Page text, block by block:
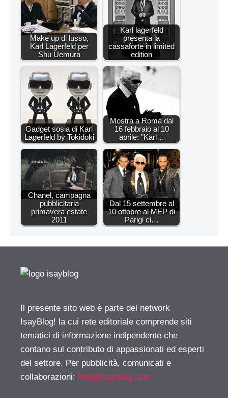
Make up di lusso,
Karl Lagerfeld per
Shu Uemura
Karl lagerfeld
presenta la
cassaforte in limited
edition
Gadget sosia di Karl
Lagerfeld by Tokidoki
Mostra a Roma dal
16 febbraio al 10
aprile: "Karl…
Chanel, campagna
pubblicitaria
primavera estate
2011
Dal 15 settembre al
10 ottobre al MEP di
Parigi ci…
Il presente sito web è parte del network
IsayBlog! la cui rete editoriale comprende siti
tematici di informazione indipendente che
contano sul contributo di appassionati ed esperti
del settore. Per pubblicità, comunicati e
collaborazioni: info@isayblog.com